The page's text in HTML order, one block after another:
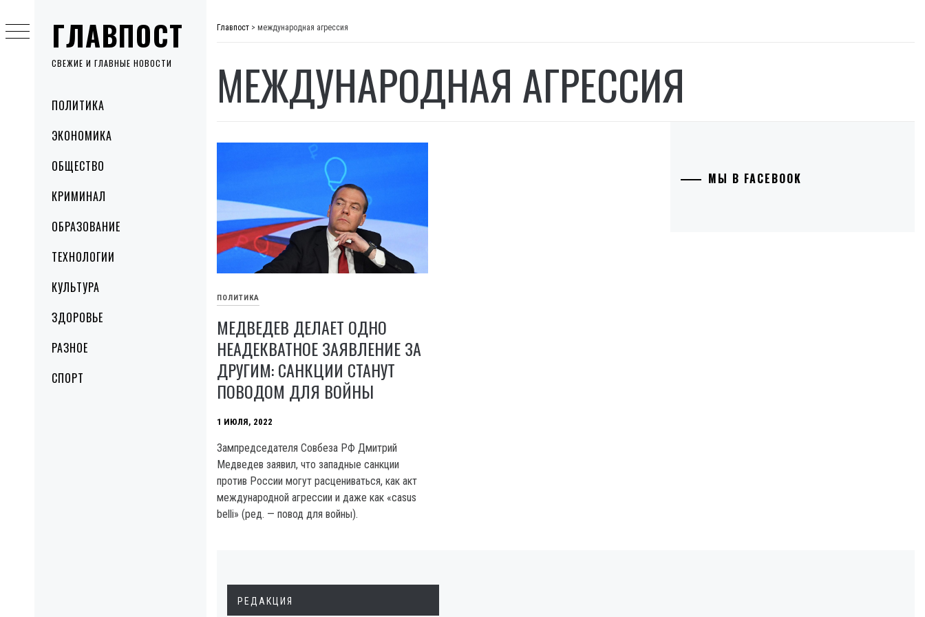
ГЛАВПОСТ
СВЕЖИЕ И ГЛАВНЫЕ НОВОСТИ
MenuПОЛИТИКА
ЭКОНОМИКА
ОБЩЕСТВО
КРИМИНАЛ
ОБРАЗОВАНИЕ
ТЕХНОЛОГИИ
КУЛЬТУРА
ЗДОРОВЬЕ
РАЗНОЕ
СПОРТ
to
content
Главпост > международная агрессия
МЕЖДУНАРОДНАЯ АГРЕССИЯ
ПОЛИТИКА
МЕДВЕДЕВ ДЕЛАЕТ ОДНО
НЕАДЕКВАТНОЕ ЗАЯВЛЕНИЕ ЗА
ДРУГИМ: САНКЦИИ СТАНУТ
ПОВОДОМ ДЛЯ ВОЙНЫ
1 ИЮЛЯ, 2022
Зампредседателя Совбеза РФ Дмитрий
Медведев заявил, что западные санкции
против России могут расцениваться, как акт
международной агрессии и даже как «casus
belli» (ред. — повод для войны).
МЫ В FACEBOOK
РЕДАКЦИЯ